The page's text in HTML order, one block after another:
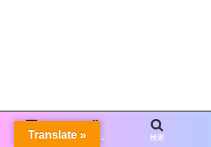
メニュー ホーム 検索
Translate »